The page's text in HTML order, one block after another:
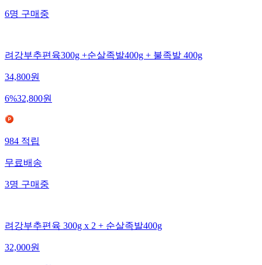
6명구매중
려강부추편육300g +순살족발400g + 불족발 400g
34,800원
6%32,800원
984적립
무료배송
3명구매중
려강부추편육 300g x 2 + 순살족발400g
32,000원